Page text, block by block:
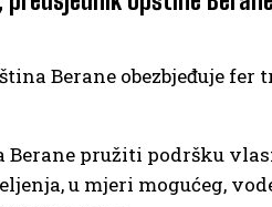
Berane obezbjeđuje fer
Berane pružiti podršku
u mjeri mogućeg,